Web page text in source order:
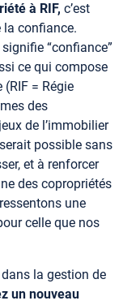
à RIF, c’est
confiance.
“confiance”
ce qui compose
(RIF = Régie
des
de l’immobilier
possible sans
et à renforcer
des copropriétés
une
celle que nos
la gestion de
un nouveau